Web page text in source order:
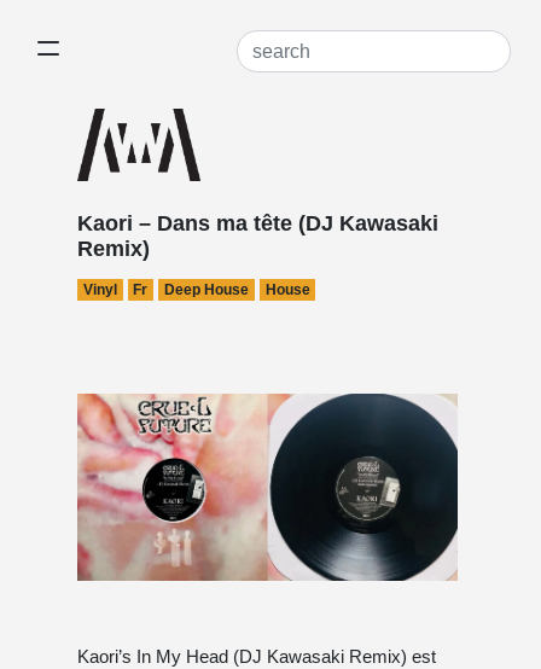
Kaori – Dans ma tête (DJ Kawasaki
Remix)
Vinyl Fr Deep House House
Kaori’s In My Head (DJ Kawasaki Remix) est